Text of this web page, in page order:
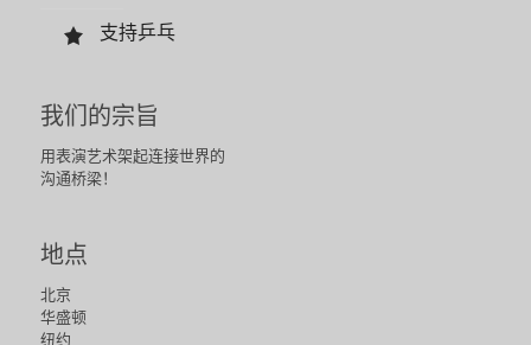
支持乒乓
我们的宗旨
用表演艺术架起连接世界的
沟通桥梁！
地点
北京
华盛顿
纽约